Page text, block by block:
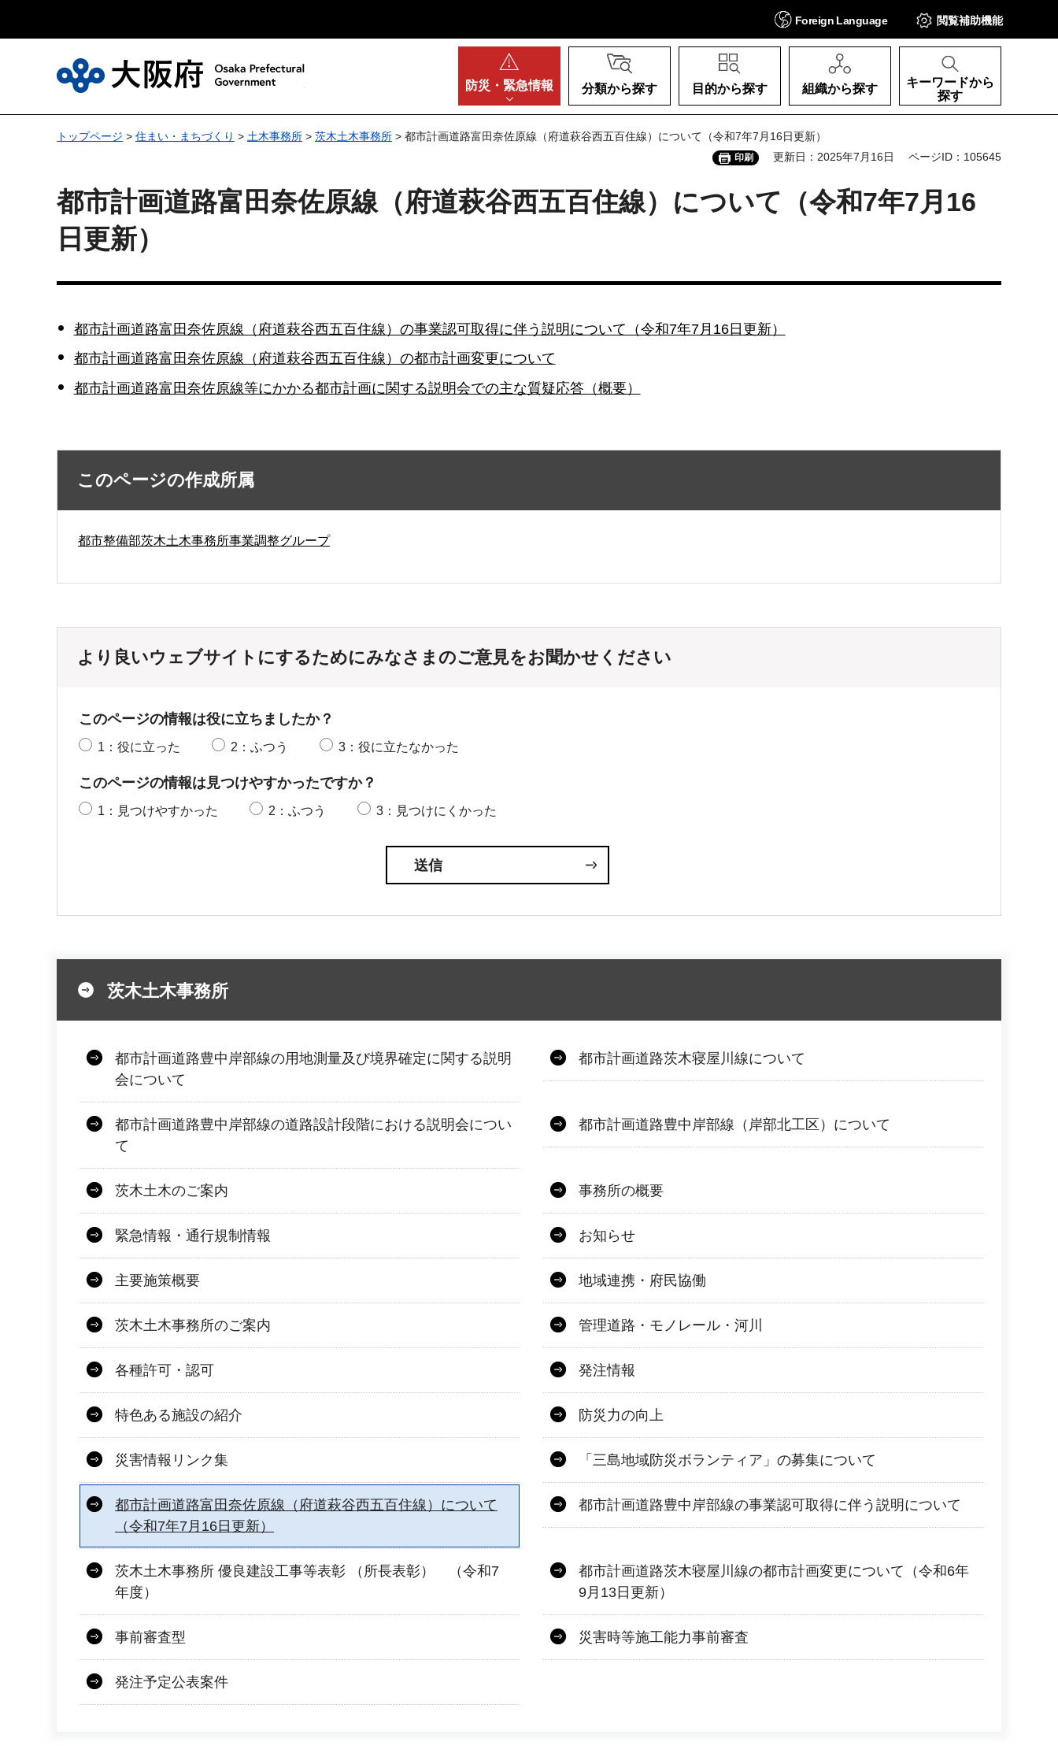
Foreign Language 閲覧補助機能
防災・ 緊急情報 分類から探す 目的から探す 組織から探す
キーワードから
探す
トップページ > 住まい・まちづくり > 土木事務所 > 茨木土木事務所 > 都市計画道路富田奈佐原線（府道萩谷西五百住線）について（令和7年7月16日更新）
印刷 更新日：2025年7月16日 ページID：105645
都市計画道路富田奈佐原線（府道萩谷西五百住線）について（令和7年7月16
日更新）
都市計画道路富田奈佐原線（府道萩谷西五百住線）の事業認可取得に伴う説明について（令和7年7月16日更新）
都市計画道路富田奈佐原線（府道萩谷西五百住線）の都市計画変更について
都市計画道路富田奈佐原線等にかかる都市計画に関する説明会での主な質疑応答（概要）
このページの作成所属
都市整備部茨木土木事務所事業調整グループ
より良いウェブサイトにするためにみなさまのご意見をお聞かせください
このページの情報は役に立ちましたか？
1：役に立った 2：ふつう 3：役に立たなかった
このページの情報は見つけやすかったですか？
1：見つけやすかった 2：ふつう 3：見つけにくかった
茨木土木事務所
都市計画道路豊中岸部線の用地測量及び境界確定に関する説明
会について
都市計画道路茨木寝屋川線について
都市計画道路豊中岸部線の道路設計段階における説明会につい
て
都市計画道路豊中岸部線（岸部北工区）について
茨木土木のご案内 事務所の概要
緊急情報・通行規制情報 お知らせ
主要施策概要 地域連携・府民協働
茨木土木事務所のご案内 管理道路・モノレール・河川
各種許可・認可 発注情報
特色ある施設の紹介 防災力の向上
災害情報リンク集 「三島地域防災ボランティア」の募集について
都市計画道路富田奈佐原線（府道萩谷西五百住線）について
（令和7年7月16日更新）
都市計画道路豊中岸部線の事業認可取得に伴う説明について
茨木土木事務所 優良建設工事等表彰 （所長表彰） （令和7
年度）
都市計画道路茨木寝屋川線の都市計画変更について（令和6年
9月13日更新）
事前審査型 災害時等施工能力事前審査
発注予定公表案件